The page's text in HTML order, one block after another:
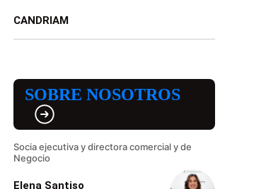
CANDRIAM
SOBRE NOSOTROS
Socia ejecutiva y directora comercial y de
Negocio
Elena Santiso